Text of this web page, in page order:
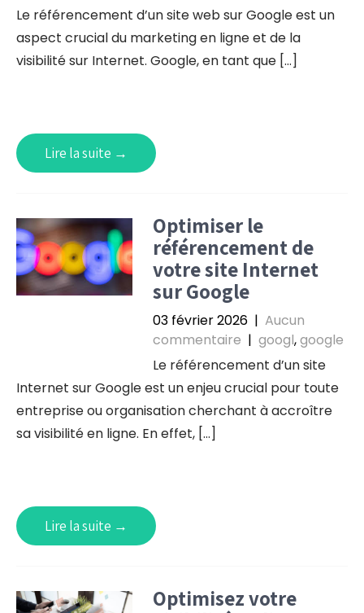
Le référencement d’un site web sur Google est un
aspect crucial du marketing en ligne et de la
visibilité sur Internet. Google, en tant que […]
Lire la suite →
Optimiser le
référencement de
votre site Internet
sur Google
03 février 2026 | Aucun
commentaire | googl,google
Le référencement d’un site
Internet sur Google est un enjeu crucial pour toute
entreprise ou organisation cherchant à accroître
sa visibilité en ligne. En effet, […]
Lire la suite →
Optimisez votre